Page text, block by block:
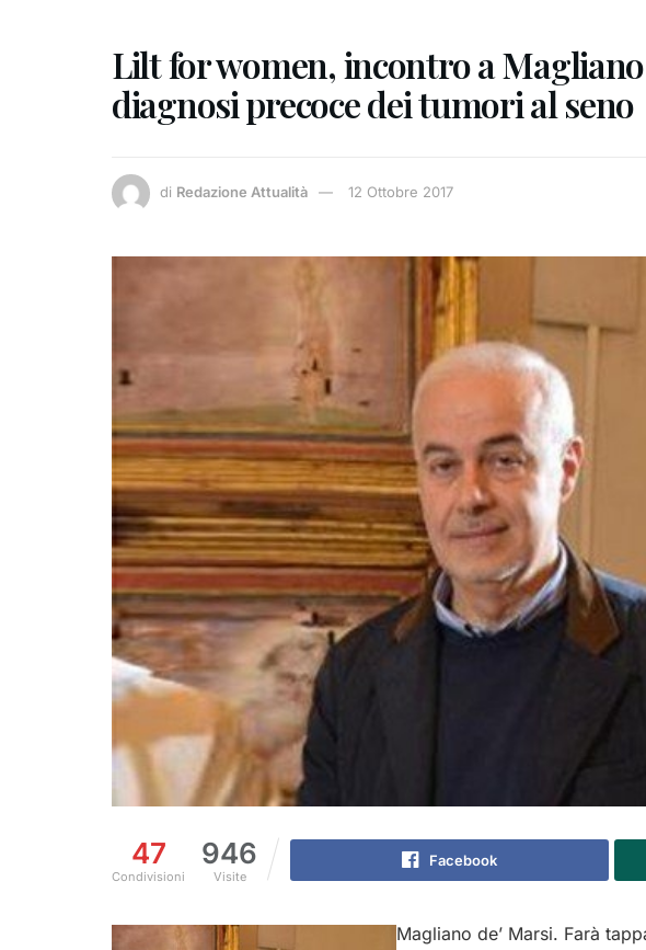
Lilt for women, incontro a
diagnosi precoce dei tumori al seno
di Redazione Attualità 12 Ottobre 2017
47
Condivisioni
946
Visite
Facebook
Magliano de’ Marsi. Farà